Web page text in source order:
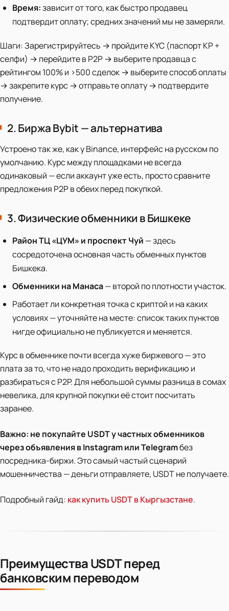
Время:зависит от того, как быстро продавец
подтвердит оплату; средних значений мы не замеряли.
Шаги: Зарегистрируйтесь → пройдите KYC (паспорт КР +
селфи) → перейдите в P2P → выберите продавца с
рейтингом 100% и >500 сделок → выберите способ оплаты
→ закрепите курс → отправьте оплату → подтвердите
получение.
2. Биржа Bybit — альтернатива
Устроено так же, как у Binance, интерфейс на русском по
умолчанию. Курс между площадками не всегда
одинаковый — если аккаунт уже есть, просто сравните
предложения P2P в обеих перед покупкой.
3. Физические обменники в Бишкеке
Район ТЦ «ЦУМ» и проспект Чуй — здесь
сосредоточена основная часть обменных пунктов
Бишкека.
Обменники на Манаса— второй по плотности участок.
Работает ли конкретная точка с криптой и на каких
условиях — уточняйте на месте: список таких пунктов
нигде официально не публикуется и меняется.
Курс в обменнике почти всегда хуже биржевого — это
плата за то, что не надо проходить верификацию и
разбираться с P2P. Для небольшой суммы разница в сомах
невелика, для крупной покупки её стоит посчитать
заранее.
Важно: не покупайте USDT у частных обменников
через объявления в Instagram или Telegramбез
посредника-биржи. Это самый частый сценарий
мошенничества — деньги отправляете, USDT не получаете.
Подробный гайд: как купить USDT в Кыргызстане.
Преимущества USDT перед
банковским переводом